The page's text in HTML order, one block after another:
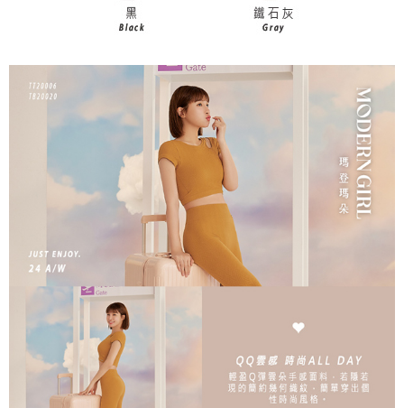
３．未成年的使用者請事先徵得法定代理人或監護人之同意方可使用
「AFTEE先享後付」，若未經同意申辦者引起之損失，本公司不負相關責
時審查核予不同之上限額度；若仍有額度不足之情形，本公司將視審查結果
請求用戶進行身份認證。
５．嚴禁一人註冊多個帳號或使用他人資訊註冊。若發現惡意使用之情形，
恩沛科技股份有限公司將有權停止該用戶之使用額度並採取法律行動。
每筆NT$150，滿NT$2,000(含以上)免運費
海外宅配 (訂單成立後，請主動於2天內與線上客服核對收
件資料，逾期未確認訂單將自動取消)
查看運費